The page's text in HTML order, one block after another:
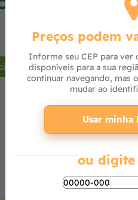
+
ao carrinho
Preços podem
Informe seu CEP para
disponíveis para a sua
continuar navegando, mas
mudar ao
Usar minha
ou digite